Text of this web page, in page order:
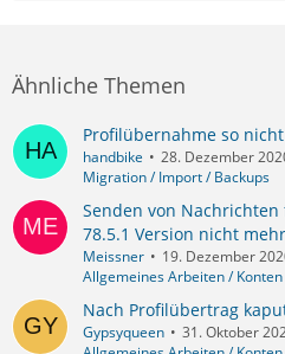
Ähnliche Themen
Profilübernahme so
handbike
28. Dezember
Migration / Import / Backups
Senden von
78.5.1 Version nicht mehr
Meissner
19. Dezember
Allgemeines Arbeiten /
Nach Profilübertrag
Gypsyqueen
31. Oktober